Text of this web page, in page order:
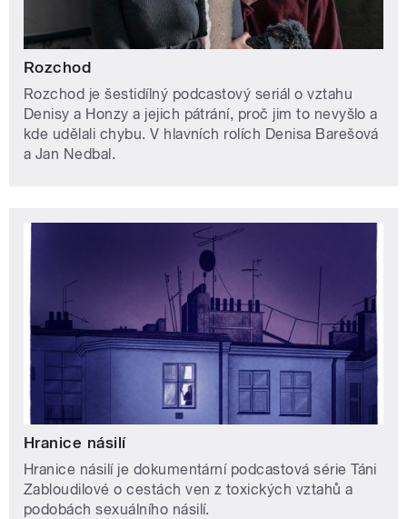
Rozchod
Rozchod je šestidílný podcastový seriál o vztahu
Denisy a Honzy a jejich pátrání, proč jim to nevyšlo a
kde udělali chybu. V hlavních rolích Denisa Barešová
a Jan Nedbal.
Hranice násilí
Hranice násilí je dokumentární podcastová série Táni
Zabloudilové o cestách ven z toxických vztahů a
podobách sexuálního násilí.